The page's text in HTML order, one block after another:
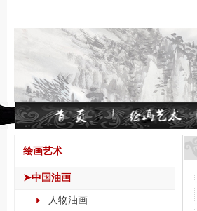
绘画艺术
➤中国油画
人物油画